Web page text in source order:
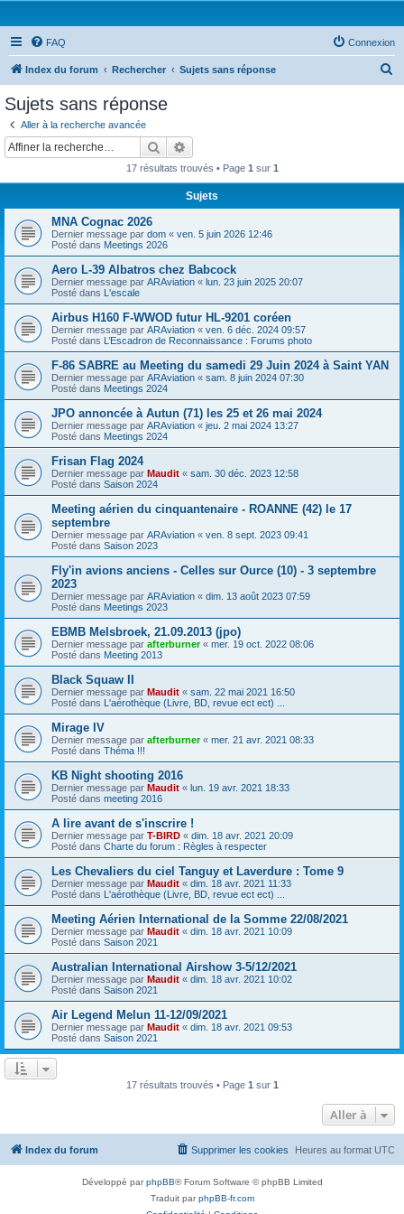
FAQ Connexion
Index du forum Rechercher Sujets sans réponse
Sujets sans réponse
Aller à la recherche avancée
Rechercher
17 résultats trouvés • Page 1 sur 1
Sujets
MNA Cognac 2026
Dernier message par dom « ven. 5 juin 2026 12:46
Posté dans Meetings 2026
Aero L-39 Albatros chez Babcock
Dernier message par ARAviation « lun. 23 juin 2025 20:07
Posté dans L'escale
Airbus H160 F-WWOD futur HL-9201 coréen
Dernier message par ARAviation « ven. 6 déc. 2024 09:57
Posté dans L’Escadron de Reconnaissance : Forums photo
F-86 SABRE au Meeting du samedi 29 Juin 2024 à Saint YAN
Dernier message par ARAviation « sam. 8 juin 2024 07:30
Posté dans Meetings 2024
JPO annoncée à Autun (71) les 25 et 26 mai 2024
Dernier message par ARAviation « jeu. 2 mai 2024 13:27
Posté dans Meetings 2024
Frisan Flag 2024
Dernier message par Maudit « sam. 30 déc. 2023 12:58
Posté dans Saison 2024
Meeting aérien du cinquantenaire - ROANNE (42) le 17
septembre
Dernier message par ARAviation « ven. 8 sept. 2023 09:41
Posté dans Saison 2023
Fly'in avions anciens - Celles sur Ource (10) - 3 septembre
2023
Dernier message par ARAviation « dim. 13 août 2023 07:59
Posté dans Meetings 2023
EBMB Melsbroek, 21.09.2013 (jpo)
Dernier message par afterburner« mer. 19 oct. 2022 08:06
Posté dans Meeting 2013
Black Squaw II
Dernier message par Maudit « sam. 22 mai 2021 16:50
Posté dans L'aérothèque (Livre, BD, revue ect ect) ...
Mirage IV
Dernier message par afterburner« mer. 21 avr. 2021 08:33
Posté dans Théma !!!
KB Night shooting 2016
Dernier message par Maudit « lun. 19 avr. 2021 18:33
Posté dans meeting 2016
A lire avant de s'inscrire !
Dernier message par T-BIRD « dim. 18 avr. 2021 20:09
Posté dans Charte du forum : Règles à respecter
Les Chevaliers du ciel Tanguy et Laverdure : Tome 9
Dernier message par Maudit « dim. 18 avr. 2021 11:33
Posté dans L'aérothèque (Livre, BD, revue ect ect) ...
Meeting Aérien International de la Somme 22/08/2021
Dernier message par Maudit « dim. 18 avr. 2021 10:09
Posté dans Saison 2021
Australian International Airshow 3-5/12/2021
Dernier message par Maudit « dim. 18 avr. 2021 10:02
Posté dans Saison 2021
Air Legend Melun 11-12/09/2021
Dernier message par Maudit « dim. 18 avr. 2021 09:53
Posté dans Saison 2021
17 résultats trouvés • Page 1 sur 1
Aller à
Index du forum Heures au format UTC
Supprimer les cookies
Développé parphpBB® Forum Software © phpBB Limited
Traduit parphpBB-fr.com